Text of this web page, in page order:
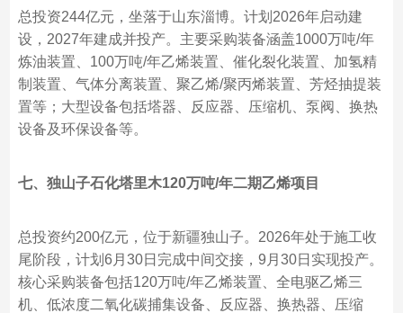
总投资244亿元，坐落于山东淄博。计划2026年启动建
设，2027年建成并投产。主要采购装备涵盖1000万吨/年
炼油装置、100万吨/年乙烯装置、催化裂化装置、加氢精
制装置、气体分离装置、聚乙烯/聚丙烯装置、芳烃抽提装
置等；大型设备包括塔器、反应器、压缩机、泵阀、换热
设备及环保设备等。
七、独山子石化塔里木120万吨/年二期乙烯项目
总投资约200亿元，位于新疆独山子。2026年处于施工收
尾阶段，计划6月30日完成中间交接，9月30日实现投产。
核心采购装备包括120万吨/年乙烯装置、全电驱乙烯三
机、低浓度二氧化碳捕集设备、反应器、换热器、压缩